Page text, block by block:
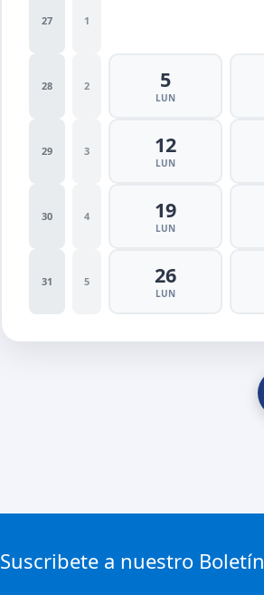
27 1
28 2 5
LUN
29 3 12
LUN
30 4 19
LUN
31 5 26
LUN
Suscribete a nuestro Boletín